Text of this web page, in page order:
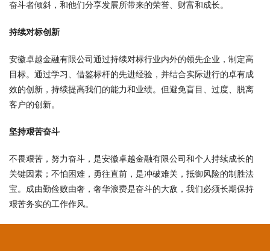
奋斗者倾斜，和他们分享发展所带来的荣誉、财富和成长。
持续对标创新
安徽卓越金融有限公司通过持续对标行业内外的领先企业，制定高
目标。通过学习、借鉴标杆的先进经验，并结合实际进行的卓有成
效的创新，持续提高我们的能力和业绩。但避免盲目、过度、脱离
客户的创新。
坚持艰苦奋斗
不畏艰苦，努力奋斗，是安徽卓越金融有限公司和个人持续成长的
关键因素；不怕困难，勇往直前，是冲破难关，抵御风险的制胜法
宝。成由勤俭败由奢，奢华浪费是奋斗的大敌，我们必须长期保持
艰苦务实的工作作风。